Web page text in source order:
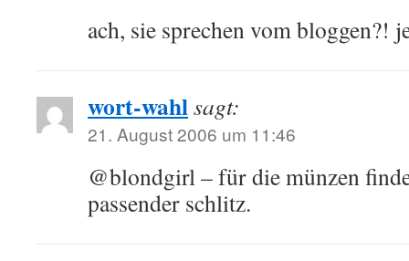
ach, sie sprechen vom bloggen?!
wort-wahlsagt:
21. August 2006 um 11:46
@blondgirl – für die münzen
passender schlitz.